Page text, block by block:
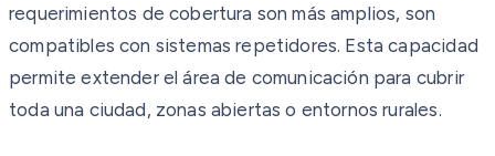
requerimientos de cobertura son más amplios, son
compatibles con sistemas repetidores. Esta capacidad
permite extender el área de comunicación para cubrir
toda una ciudad, zonas abiertas o entornos rurales.